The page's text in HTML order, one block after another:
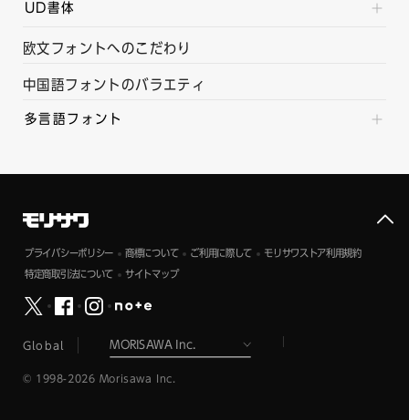
UD書体
欧文フォントへのこだわり
中国語フォントのバラエティ
多言語フォント
プライバシーポリシー 商標について ご利用に際して モリサワストア利用規約
特定商取引法について サイトマップ
Global
© 1998-2026 Morisawa Inc.